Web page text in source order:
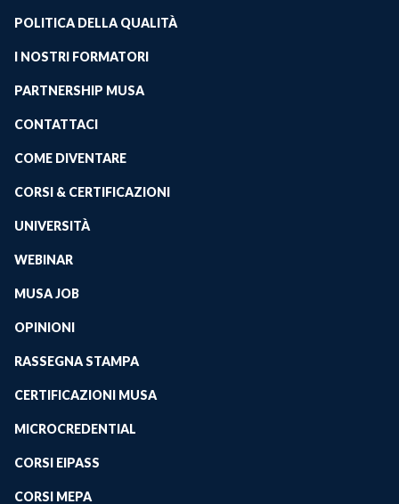
POLITICA DELLA QUALITÀ
I NOSTRI FORMATORI
PARTNERSHIP MUSA
CONTATTACI
COME DIVENTARE
CORSI & CERTIFICAZIONI
UNIVERSITÀ
WEBINAR
MUSA JOB
OPINIONI
RASSEGNA STAMPA
CERTIFICAZIONI MUSA
MICROCREDENTIAL
CORSI EIPASS
CORSI MEPA